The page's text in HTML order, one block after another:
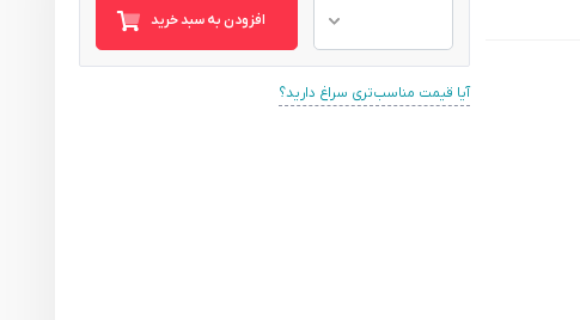
افزودن به سبد خرید
آیا قیمت مناسب‌تری سراغ دارید؟